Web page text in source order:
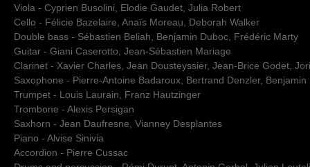
Viola - Cyprien Busolini, Elodie Gaudet, Julia Robert
Cello - Félicie Bazelaire, Anaïs Moreau, Deborah Walker
Double bass - Sébastien Beliah, Benjamin Duboc, Frédéric Marty
Guitar - Giani Caserotto, Jean-Sébastien Mariage
Clarinet - Xavier Charles, Jean Dousteyssier, Jean-Brice Godet,
Saxophone - Pierre-Antoine Badaroux, Bertrand Denzler,
Trumpet - Louis Laurain, Franz Hautzinger
Trombone - Alexis Persigan
Saxhorn - Jean Daufresne, Vianney Desplantes
Piano - Alvise Sinivia
Accordion - Pierre Cussac